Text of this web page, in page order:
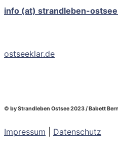
info (at) strandleben-
ostseeklar.de
© by Strandleben Ostsee 2023 / Babett
Impressum Datenschutz